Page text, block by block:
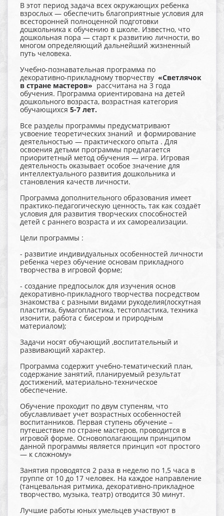
В этот период задача всех окружающих ребенка
взрослых — обеспечить благоприятные условия для
всесторонней полноценной подготовки
дошкольника к обучению в школе. Известно, что
дошкольная пора — старт к развитию личности, во
многом определяющий дальнейший жизненный
путь человека.
Учебно-познавательная программа по
декоративно-прикладному творчеству «Светлячок
в стране мастеров» рассчитана на 3 года
обучения. Программа ориентирована на детей
дошкольного возраста, возрастная категория
обучающихся 5-7 лет.
Все разделы программы предусматривают
усвоение теоретических знаний и формирование
деятельностью — практического опыта . Для
освоения детьми программы предлагается
приоритетный метод обучения — игра. Игровая
деятельность оказывает особое значение для
интеллектуального развития дошкольника и
становления качеств личности.
Программа дополнительного образования имеет
практико-педагогическую ценность, так как создаёт
условия для развития творческих способностей
детей с раннего возраста и их самореализации.
Цели программы :
- развитие индивидуальных особенностей личности
ребенка через обучение основам прикладного
творчества в игровой форме;
- создание предпосылок для изучения основ
декоративно-прикладного творчества посредством
знакомства с разными видами рукоделия(лоскутная
пластитка, бумагопластика, тестопластика, техника
изонити, работа с бисером и природным
материалом);
Задачи носят обучающий ,воспитательный и
развивающий характер.
Программа содержит учебно-тематический план,
содержание занятий, планируемый результат
достижений, материально-техническое
обеспечение.
Обучение проходит по двум ступеням, что
обуславливает учет возрастных особенностей
воспитанников. Первая ступень обучение –
путешествие по стране мастеров, проводится в
игровой форме. Основополагающим принципом
данной программы является принцип «от простого
— к сложному»
Занятия проводятся 2 раза в неделю по 1,5 часа в
группе от 10 до 17 человек. На каждое направление
(танцевальная ритмика, декоративно-прикладное
творчество, музыка, театр) отводится 30 минут.
Лучшие работы юных умельцев участвуют в